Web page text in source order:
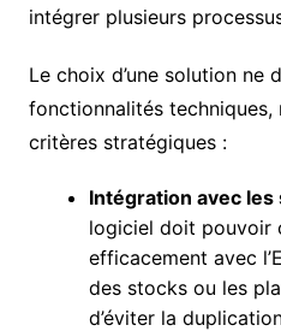
intégrer plusieurs
Le choix d’une solution ne
fonctionnalités techniques,
critères stratégiques :
Intégration avec
logiciel doit pouvoir
efficacement avec
des stocks ou les
d’éviter la